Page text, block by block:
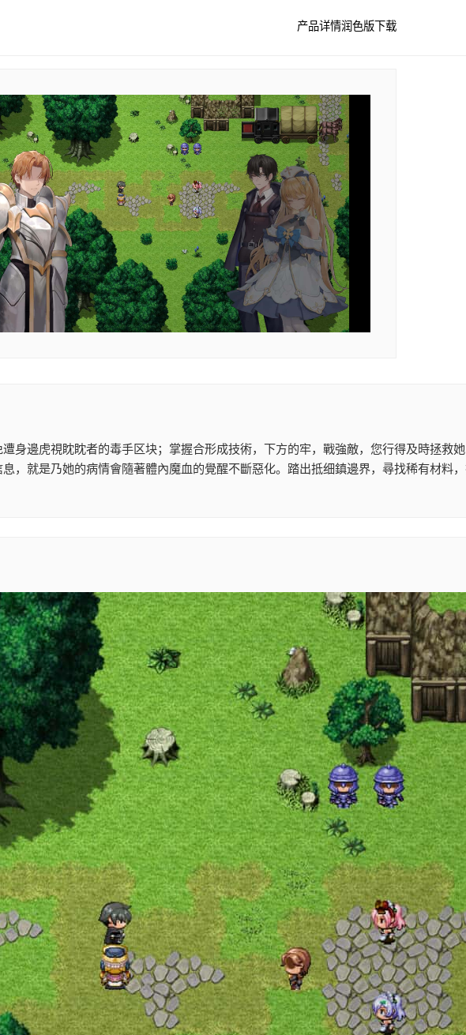
产品详情润色版下载
身邊虎視眈眈者的毒手区块；掌握合形成技術，下方的牢，戰強敵，您行得及時拯
就是乃她的病情會隨著體內魔血的覺醒不斷惡化。踏出抵细鎮邊界，尋找稀有材